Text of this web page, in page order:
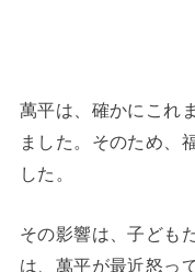
萬平は、確かにこれ
ました。そのため、
した。
その影響は、子ども
は、萬平が最近怒っ